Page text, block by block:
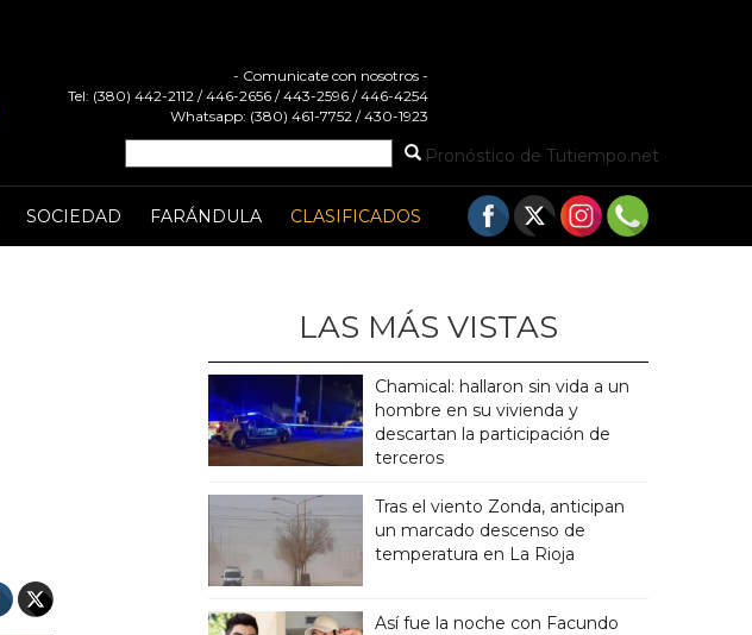
- Comunicate con nosotros -
Tel: (380) 442-2112 / 446-2656 / 443-2596 / 446-4254
Whatsapp: (380) 461-7752 / 430-1923
Pronóstico de Tutiempo.net
SOCIEDAD FARÁNDULA CLASIFICADOS
LAS MÁS VISTAS
Chamical: hallaron sin vida a un
hombre en su vivienda y
descartan la participación de
terceros
Tras el viento Zonda, anticipan
un marcado descenso de
temperatura en La Rioja
Así fue la noche con Facundo